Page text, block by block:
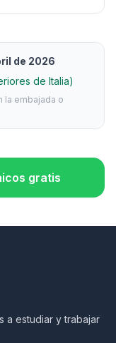
de 2026
de Italia)
la embajada o
gratis
a estudiar y trabajar